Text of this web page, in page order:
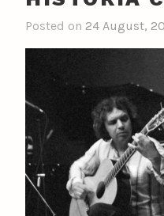
Posted on 24 August,